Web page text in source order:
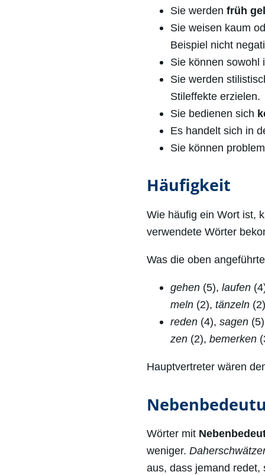
Sie werden früh
Sie weisen kaum
Beispiel nicht
Sie können sowohl
Sie werden
Stileffekte erzielen.
Sie bedienen sich
Es handelt sich in
Sie können
Häufigkeit
Wie häufig ein Wort ist,
verwendete Wörter
Was die oben
gehen (5), laufen
meln (2), tänzeln
reden (4), sagen
zen (2), bemerken
Hauptvertreter wären
Wörter mit
weniger.
aus, dass jemand redet,